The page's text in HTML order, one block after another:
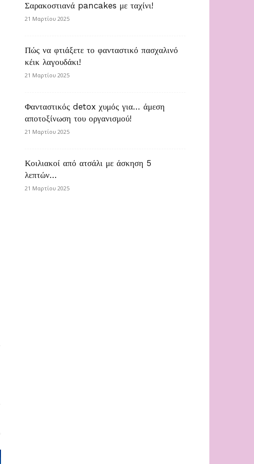
Σαρακοστιανά pancakes με ταχίνι!
21 Μαρτίου 2025
Πώς να φτιάξετε το φανταστικό πασχαλινό
κέικ λαγουδάκι!
21 Μαρτίου 2025
Φανταστικός detox χυμός για… άμεση
αποτοξίνωση του οργανισμού!
21 Μαρτίου 2025
Κοιλιακοί από ατσάλι με άσκηση 5
λεπτών…
21 Μαρτίου 2025